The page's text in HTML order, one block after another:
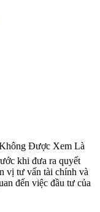
Được Xem Là
khi đưa ra quyết
vị tư vấn tài chính và
đến việc đầu tư của